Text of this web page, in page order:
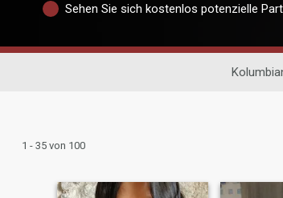
Sehen Sie sich kostenlos potenzielle
1 - 35 von 100